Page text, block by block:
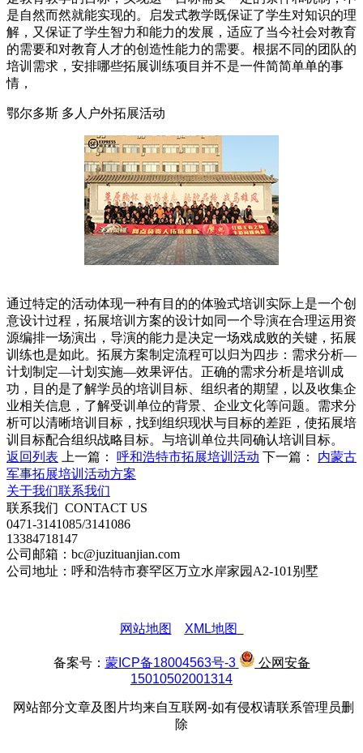
是自然而然就能实现的。启发式教学既保证了学生对知识的理
解，又保证了学生智力和能力的发展，适应了当今社会对教育
的需要和对教育人才的创造性能力的需要。根据不同的团队的
培训需求，安排哪些拓展训练项目并不是一件简简单单的事
情，
鄂尔多斯 多人户外拓展活动
通过特定的活动体现一种有目的的体验式培训实际上是一个创
意设计过程，拓展培训方案的设计如同一个导演在合理运用资
源编排一场演出，导演的能力是决定一场戏成败的关键，拓展
训练也是如此。拓展方案制定流程可以归为四步：需求分析—
计划制定—计划实施—效果评估。正确的需求分析是培训成
功，目的是了解学员的培训目标、组织者的期望，以及收集企
业相关信息，了解受训单位的背景、企业文化等问题。需求分
析可以清晰培训目标，找到组织现状与目标的差距，使拓展培
训目标配合组织战略目标。与培训单位共同确认培训目标。
返回列表
上一篇： 呼和浩特市拓展培训活动 下一篇： 内蒙古
军事拓展培训活动方案
关于我们联系我们
联系我们 CONTACT US
0471-3141085/3141086
13384718147
公司邮箱：bc@juzituanjian.com
公司地址：呼和浩特市赛罕区万立水岸家园A2-101别墅
网站地图 XML地图
备案号： 蒙ICP备18004563号-3
公网安备
15010502001314
网站部分文章及图片均来自互联网-如有侵权请联系管理员删
除